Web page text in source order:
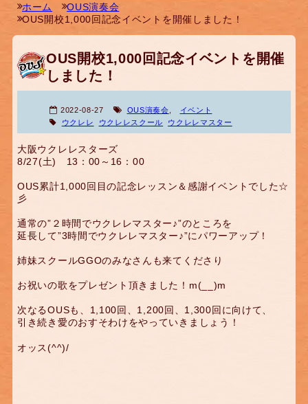
ホーム
OUS演奏会
OUS開校1,000回記念イベントを開催しました！
OUS開校1,000回記念イベントを開催
しました！
2022-08-27 OUS演奏会
イベント
ウクレレ
ウクレレスクール ウクレレマスター
大阪ウクレレスターズ
8/27(土) 13：00～16：00
OUS累計1,000回目の記念レッスン＆感謝イベントでした☆
彡
通常の”２時間でウクレレマスター♪”のところを
延長して”3時間でウクレレマスター♪”にパワーアップ！
姉妹スクールGGOのみなさんも来てくださり
お祝いの歌をプレゼント頂きました！m(__)m
次なるOUSも、1,100回、1,200回、1,300回に向けて、
引き続き愛のおすそわけをやっていきましょう！
オッス(^^)/